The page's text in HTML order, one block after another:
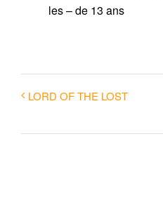
les – de 13 ans
LORD OF THE LOST